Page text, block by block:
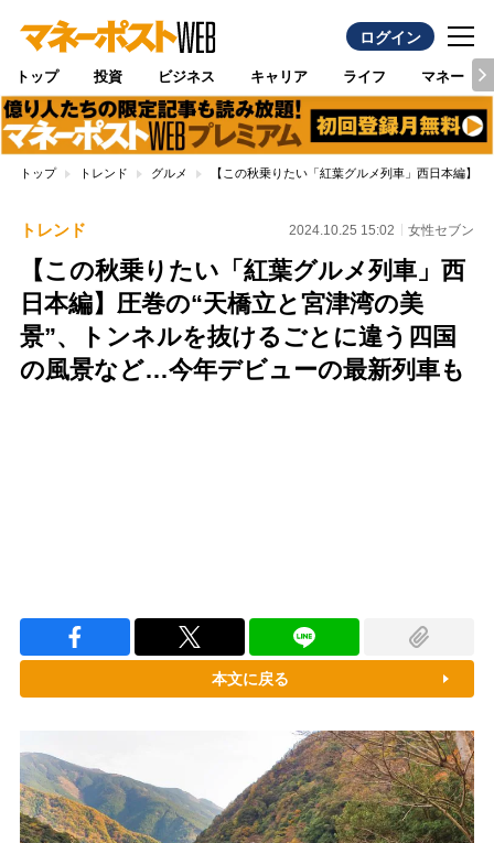
ログイン
トップ 投資 ビジネス キャリア ライフ マネー
トップ トレンド グルメ 【この秋乗りたい「紅葉グルメ列車」西日本編】
トレンド 2024.10.25 15:02 女性セブン
【この秋乗りたい「紅葉グルメ列車」西
日本編】圧巻の“天橋立と宮津湾の美
景”、トンネルを抜けるごとに違う四国
の風景など…今年デビューの最新列車も
本文に戻る